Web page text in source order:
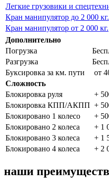
Легкие грузовики и
Кран манипулятор до 2 000 кг.
Кран манипулятор от 2 000 кг.
Дополнительно
Погрузка
Разгрузка
Буксировка за км. пути
от
Сложность
Блокировка руля
+
Блокировка КПП/АКПП +
Блокировано 1 колесо
+
Блокировано 2 колеса
+ 1
Блокировано 3 колеса
+ 1
Блокировано 4 колеса
+ 2
наши